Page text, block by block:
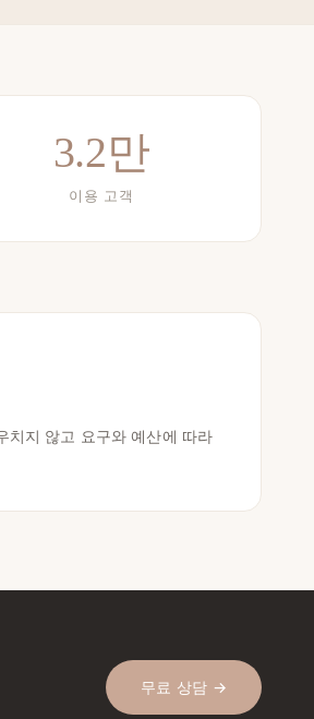
3.2만
이용 고객
치지 않고 요구와 예산에 따라
무료 상담 →